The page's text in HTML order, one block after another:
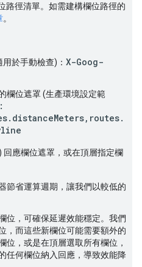
路徑清單。如需建構欄位路徑的
。
於手動檢查)： X-Goog-
欄位遮罩 (生產環境設定範
回應欄位遮罩，或在頂層指定欄
節省運算週期，讓我們以較低的
位，可確保延遲效能穩定。我們
，而這些新欄位可能需要額外的
位，或是在頂層選取所有欄位，
任何欄位納入回應，導致效能降